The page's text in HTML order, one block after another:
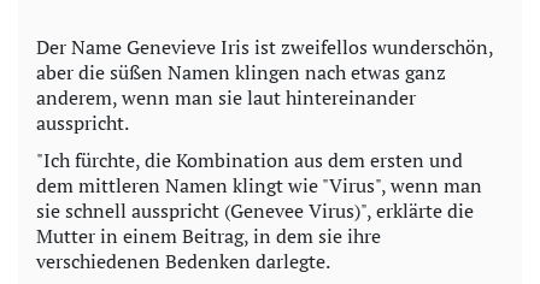
Der Name Genevieve Iris ist zweifellos wunderschön,
aber die süßen Namen klingen nach etwas ganz
anderem, wenn man sie laut hintereinander
ausspricht.
"Ich fürchte, die Kombination aus dem ersten und
dem mittleren Namen klingt wie "Virus", wenn man
sie schnell ausspricht (Genevee Virus)", erklärte die
Mutter in einem Beitrag, in dem sie ihre
verschiedenen Bedenken darlegte.